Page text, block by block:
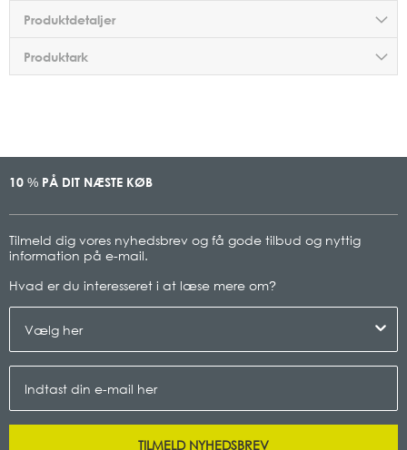
Produktdetaljer
Produktark
10 % PÅ DIT NÆSTE KØB
Tilmeld dig vores nyhedsbrev og få gode tilbud og nyttig
information på e-mail.
Hvad er du interesseret i at læse mere om?
TILMELD NYHEDSBREV